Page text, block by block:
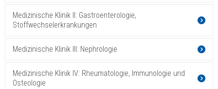
Medizinische Klinik II: Gastroenterologie,
Stoffwechselerkrankungen
Medizinische Klinik III: Nephrologie
Medizinische Klinik IV: Rheumatologie, Immunologie und
Osteologie